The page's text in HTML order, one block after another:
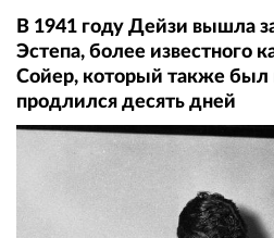
В 1941 году Дейзи вышла
Эстепа, более известного
Сойер, который также был
продлился десять дней